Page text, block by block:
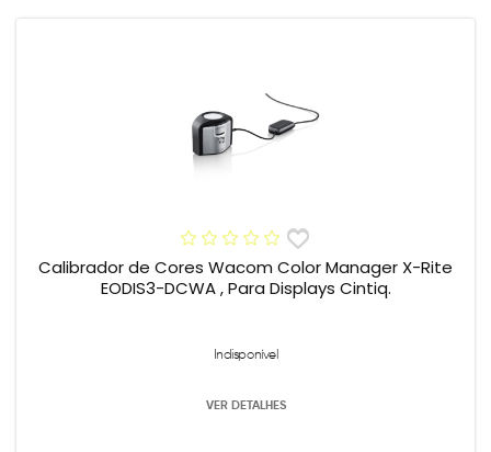
Calibrador de Cores Wacom Color Manager X-Rite
EODIS3-DCWA , Para Displays Cintiq.
Indisponível
VER DETALHES